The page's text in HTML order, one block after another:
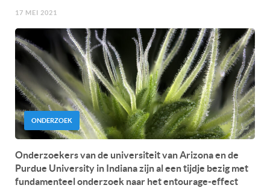
17 MEI 2021
ONDERZOEK
Onderzoekers van de universiteit van Arizona en de
Purdue University in Indiana zijn al een tijdje bezig met
fundamenteel onderzoek naar het entourage-effect